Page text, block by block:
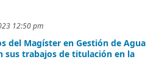
12:50 pm
del Magíster en Gestión de Agua
sus trabajos de titulación en la